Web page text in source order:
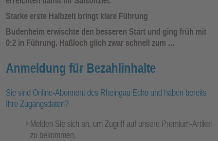
Starke erste Halbzeit bringt klare Führung
Budenheim erwischte den besseren Start und ging früh mit
0:2 in Führung. Haßloch glich zwar schnell zum …
Anmeldung für Bezahlinhalte
Sie sind Online-Abonnent des Rheingau Echo und haben bereits
Ihre Zugangsdaten?
Melden Sie sich an, um Zugriff auf unsere Premium-Artikel
zu bekommen.